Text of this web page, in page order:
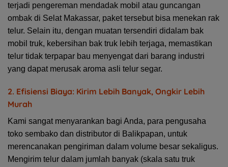
terjadi pengereman mendadak mobil atau guncangan
ombak di Selat Makassar, paket tersebut bisa menekan rak
telur. Selain itu, dengan muatan tersendiri didalam bak
mobil truk, kebersihan bak truk lebih terjaga, memastikan
telur tidak terpapar bau menyengat dari barang industri
yang dapat merusak aroma asli telur segar.
2. Efisiensi Biaya: Kirim Lebih Banyak, Ongkir Lebih
Murah
Kami sangat menyarankan bagi Anda, para pengusaha
toko sembako dan distributor di Balikpapan, untuk
merencanakan pengiriman dalam volume besar sekaligus.
Mengirim telur dalam jumlah banyak (skala satu truk